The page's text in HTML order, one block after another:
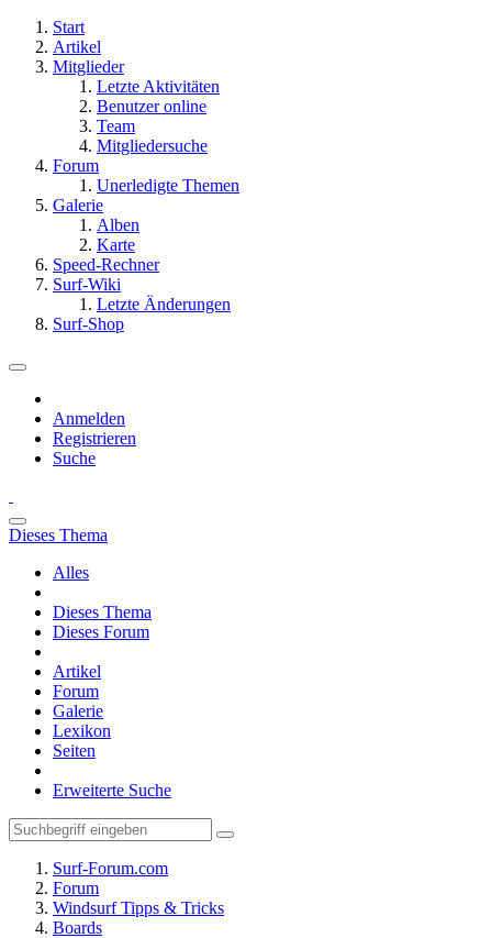
Start
Artikel
Mitglieder
Letzte Aktivitäten
Benutzer online
Team
Mitgliedersuche
Forum
Unerledigte Themen
Galerie
Alben
Karte
Speed-Rechner
Surf-Wiki
Letzte Änderungen
Surf-Shop
Anmelden
Registrieren
Suche
Dieses Thema
Alles
Dieses Thema
Dieses Forum
Artikel
Forum
Galerie
Lexikon
Seiten
Erweiterte Suche
Surf-Forum.com
Forum
Windsurf Tipps & Tricks
Boards